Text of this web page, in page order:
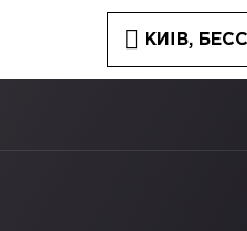
КИЇВ,